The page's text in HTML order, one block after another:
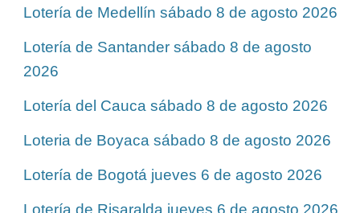
Lotería de Medellín sábado 8 de agosto 2026
Lotería de Santander sábado 8 de agosto
2026
Lotería del Cauca sábado 8 de agosto 2026
Loteria de Boyaca sábado 8 de agosto 2026
Lotería de Bogotá jueves 6 de agosto 2026
Lotería de Risaralda jueves 6 de agosto 2026